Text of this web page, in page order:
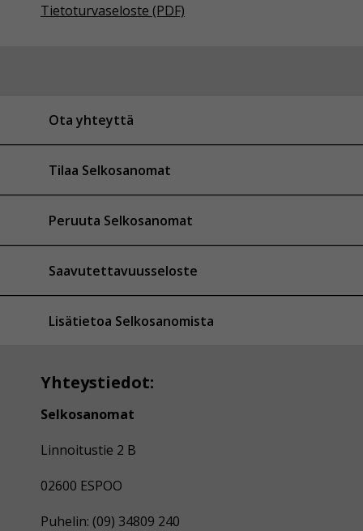
Tietoturvaseloste (PDF)
Ota yhteyttä
Tilaa Selkosanomat
Peruuta Selkosanomat
Saavutettavuusseloste
Lisätietoa Selkosanomista
Yhteystiedot:
Selkosanomat
Linnoitustie 2 B
02600 ESPOO
Puhelin: (09) 34809 240